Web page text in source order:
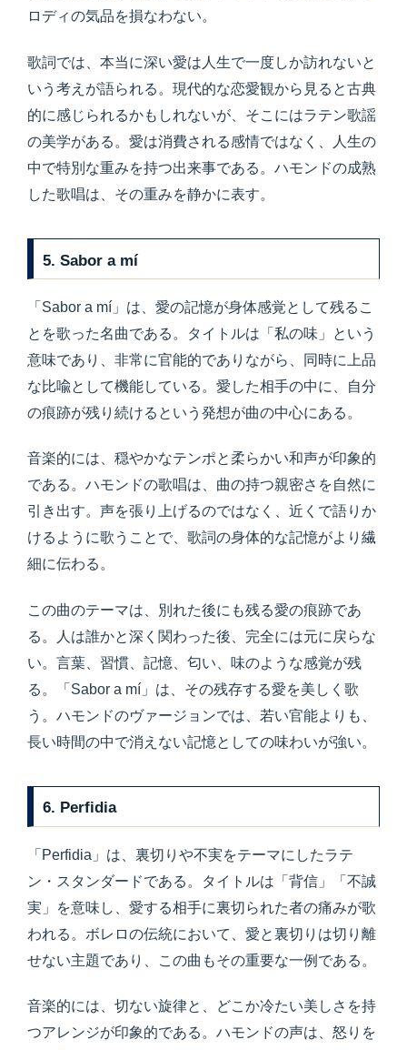
ロディの気品を損なわない。
歌詞では、本当に深い愛は人生で一度しか訪れないと
いう考えが語られる。現代的な恋愛観から見ると古典
的に感じられるかもしれないが、そこにはラテン歌謡
の美学がある。愛は消費される感情ではなく、人生の
中で特別な重みを持つ出来事である。ハモンドの成熟
した歌唱は、その重みを静かに表す。
5. Sabor a mí
「Sabor a mí」は、愛の記憶が身体感覚として残るこ
とを歌った名曲である。タイトルは「私の味」という
意味であり、非常に官能的でありながら、同時に上品
な比喩として機能している。愛した相手の中に、自分
の痕跡が残り続けるという発想が曲の中心にある。
音楽的には、穏やかなテンポと柔らかい和声が印象的
である。ハモンドの歌唱は、曲の持つ親密さを自然に
引き出す。声を張り上げるのではなく、近くで語りか
けるように歌うことで、歌詞の身体的な記憶がより繊
細に伝わる。
この曲のテーマは、別れた後にも残る愛の痕跡であ
る。人は誰かと深く関わった後、完全には元に戻らな
い。言葉、習慣、記憶、匂い、味のような感覚が残
る。「Sabor a mí」は、その残存する愛を美しく歌
う。ハモンドのヴァージョンでは、若い官能よりも、
長い時間の中で消えない記憶としての味わいが強い。
6. Perfidia
「Perfidia」は、裏切りや不実をテーマにしたラテ
ン・スタンダードである。タイトルは「背信」「不誠
実」を意味し、愛する相手に裏切られた者の痛みが歌
われる。ボレロの伝統において、愛と裏切りは切り離
せない主題であり、この曲もその重要な一例である。
音楽的には、切ない旋律と、どこか冷たい美しさを持
つアレンジが印象的である。ハモンドの声は、怒りを